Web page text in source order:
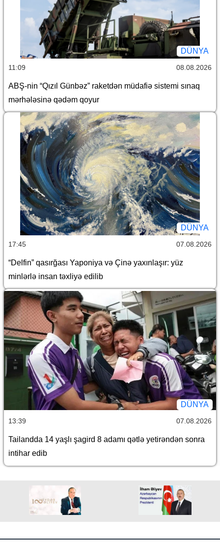
DÜNYA
11:09 08.08.2026
ABŞ-nin “Qızıl Günbəz” raketdən müdafiə sistemi sınaq
mərhələsinə qədəm qoyur
DÜNYA
17:45 07.08.2026
“Delfin” qasırğası Yaponiya və Çinə yaxınlaşır: yüz
minlərlə insan təxliyə edilib
DÜNYA
13:39 07.08.2026
Tailandda 14 yaşlı şagird 8 adamı qətlə yetirəndən sonra
intihar edib